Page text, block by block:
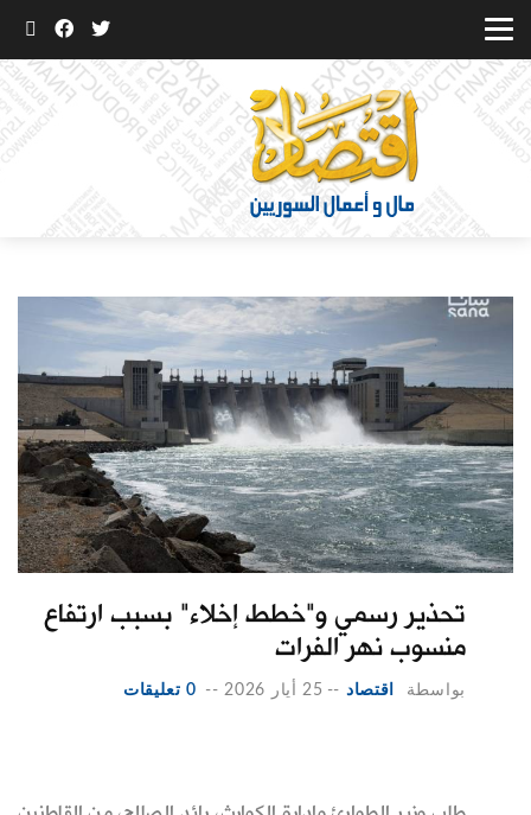
تحذير رسمي و"خطط إخلاء" بسبب ارتفاع
منسوب نهر الفرات
بواسطة اقتصاد -- 25 أيار 2026 -- 0 تعليقات